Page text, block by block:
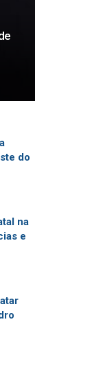
do
na
e